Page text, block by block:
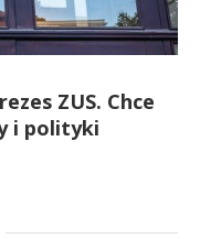
ZUS. Chce
i polityki